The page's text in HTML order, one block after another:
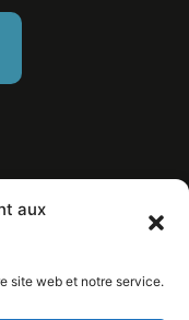
aux
site web et notre service.